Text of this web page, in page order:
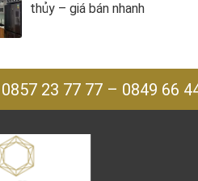
thủy – giá bán nhanh
0857 23 77 77 – 0849 66